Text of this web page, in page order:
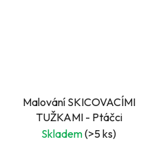
Malování SKICOVACÍMI
TUŽKAMI - Ptáčci
Skladem(>5 ks)